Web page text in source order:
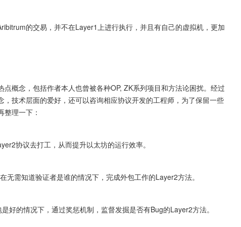
的交易，并不在Layer1上进行执行，并且有自己的虚拟机，更加
概念，包括作者本人也曾被各种OP, ZK系列项目和方法论困扰。经过
技术层面的爱好，还可以咨询相应协议开发的工程师，为了保留一些
理一下：
协议去打工，从而提升以太坊的运行效率。
需知道验证者是谁的情况下，完成外包工作的Layer2方法。
好的情况下，通过奖惩机制，监督发掘是否有Bug的Layer2方法。